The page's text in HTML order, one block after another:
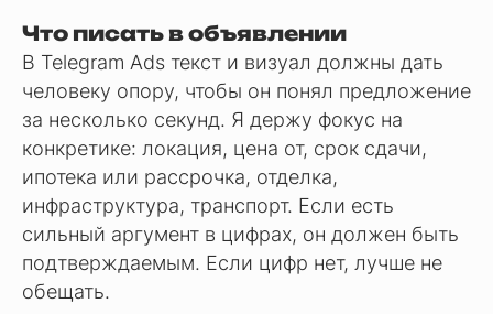
Что писать в объявлении
В Telegram Ads текст и визуал должны дать
человеку опору, чтобы он понял предложение
за несколько секунд. Я держу фокус на
конкретике: локация, цена от, срок сдачи,
ипотека или рассрочка, отделка,
инфраструктура, транспорт. Если есть
сильный аргумент в цифрах, он должен быть
подтверждаемым. Если цифр нет, лучше не
обещать.